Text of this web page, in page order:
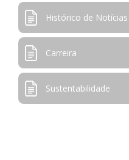
Histórico de Notícias
Carreira
Sustentabilidade